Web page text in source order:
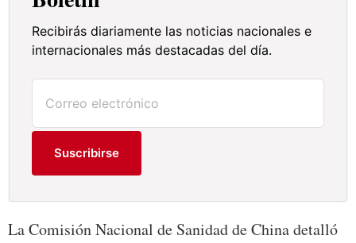
Recibirás diariamente las noticias nacionales e
internacionales más destacadas del día.
Suscribirse
La Comisión Nacional de Sanidad de China detalló